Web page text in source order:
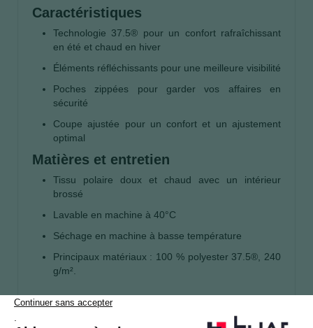
Caractéristiques
Technologie 37.5® pour un confort rafraîchissant
en été et chaud en hiver
Éléments réfléchissants pour une meilleure visibilité
Poches zippées pour garder vos affaires en
sécurité
Coupe ajustée pour un confort et un ajustement
optimal
Matières et entretien
Tissu polaire doux et chaud avec un intérieur
brossé
Lavable en machine à 40°C
Séchage en machine à basse température
Principaux matériaux : 100 % polyester 37.5®, 240
g/m².